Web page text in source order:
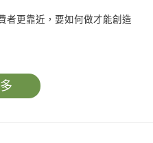
者更靠近，要如何做才能創造